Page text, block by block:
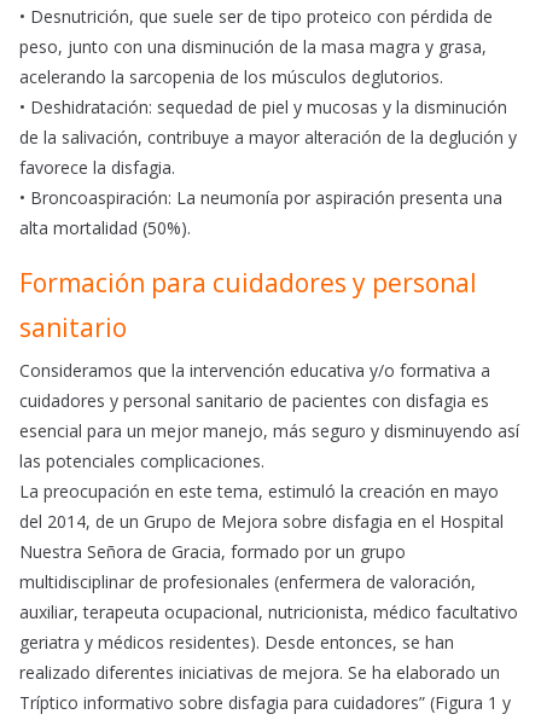
• Desnutrición, que suele ser de tipo proteico con pérdida de
peso, junto con una disminución de la masa magra y grasa,
acelerando la sarcopenia de los músculos deglutorios.
• Deshidratación: sequedad de piel y mucosas y la disminución
de la salivación, contribuye a mayor alteración de la deglución y
favorece la disfagia.
• Broncoaspiración: La neumonía por aspiración presenta una
alta mortalidad (50%).
Formación para cuidadores y personal
sanitario
Consideramos que la intervención educativa y/o formativa a
cuidadores y personal sanitario de pacientes con disfagia es
esencial para un mejor manejo, más seguro y disminuyendo así
las potenciales complicaciones.
La preocupación en este tema, estimuló la creación en mayo
del 2014, de un Grupo de Mejora sobre disfagia en el Hospital
Nuestra Señora de Gracia, formado por un grupo
multidisciplinar de profesionales (enfermera de valoración,
auxiliar, terapeuta ocupacional, nutricionista, médico facultativo
geriatra y médicos residentes). Desde entonces, se han
realizado diferentes iniciativas de mejora. Se ha elaborado un
Tríptico informativo sobre disfagia para cuidadores” (Figura 1 y